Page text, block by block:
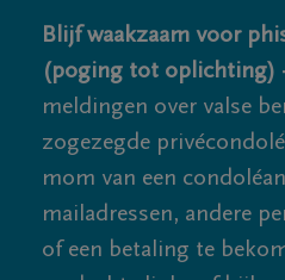
Blijf waakzaam voor
(poging tot oplichting)
meldingen over valse
zogezegde
mom van een
mailadressen, andere
of een betaling te